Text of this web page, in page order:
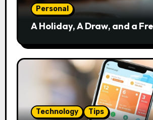
Personal
A Holiday, A Draw, and a
Technology Tips